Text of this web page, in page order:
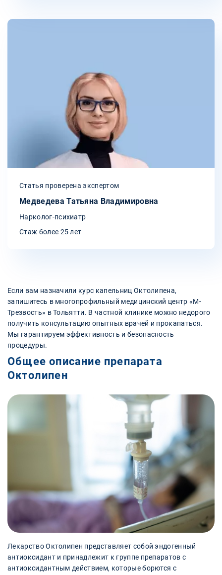
Статья проверена экспертом
Медведева Татьяна Владимировна
Нарколог-психиатр
Стаж более 25 лет
Если вам назначили курс капельниц Октолипена,
запишитесь в многопрофильный медицинский центр «М-
Трезвость» в Тольятти. В частной клинике можно недорого
получить консультацию опытных врачей и прокапаться.
Мы гарантируем эффективность и безопасность
процедуры.
Общее описание препарата
Октолипен
Лекарство Октолипен представляет собой эндогенный
антиоксидант и принадлежит к группе препаратов с
антиоксидантным действием, которые борются с